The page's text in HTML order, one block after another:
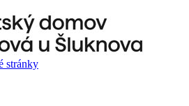
stránky